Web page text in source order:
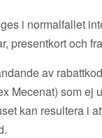
i normalfallet
presentkort och
av
Mecenat) som ej
kan resultera i